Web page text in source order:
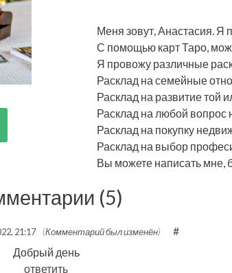
Меня зовут, Анастасия. Я
С помощью карт Таро,
Я провожу различные
Расклад на семейные
Расклад на развитие той
Расклад на любой вопрос
Расклад на покупку
Расклад на выбор
Вы можете написать мне,
(5)
21:17 (Комментарий был изменён) #
Добрый день
ответить